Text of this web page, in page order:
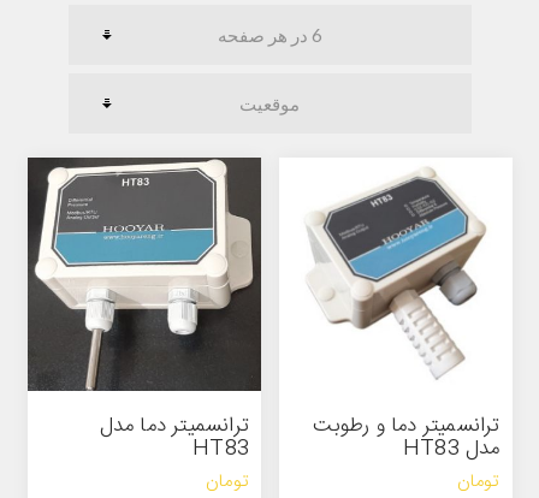
ترانسمیتر دما و رطوبت
مدل HT83
تومان
ترانسمیتر دما مدل
HT83
تومان